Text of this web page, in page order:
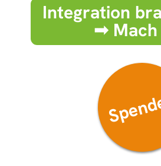
Integration
➟ Mach